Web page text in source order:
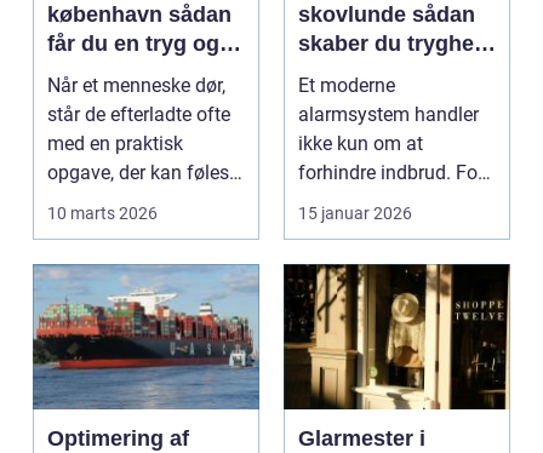
københavn sådan
får du en tryg og
effektiv løsning
Når et menneske dør,
står de efterladte ofte
med en praktisk
opgave, der kan føles
helt uoverskuelig...
10 marts 2026
skovlunde sådan
skaber du tryghed
i hverdagen
Et moderne
alarmsystem handler
ikke kun om at
forhindre indbrud. For
mange familier og
virksomheder ...
15 januar 2026
Optimering af
Glarmester i